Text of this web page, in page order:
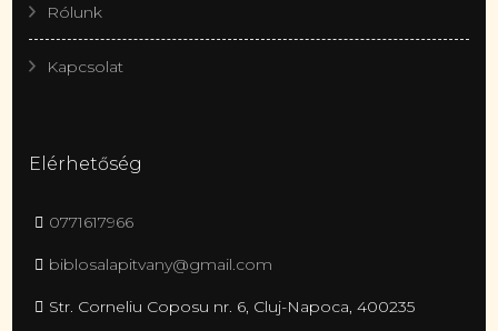
Rólunk
Kapcsolat
Elérhetőség
0771617966
biblosalapitvany@gmail.com
Str. Corneliu Coposu nr. 6, Cluj-Napoca, 400235